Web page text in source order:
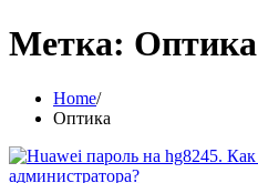
Метка: Оптика
Home
Оптика